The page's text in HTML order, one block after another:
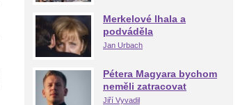
Merkelové lhala a
podváděla
Jan Urbach
Pétera Magyara bychom
neměli zatracovat
Jiří Vyvadil